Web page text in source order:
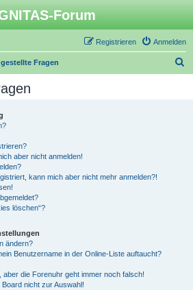
Forum
Anmelden
Registrieren
Fragen
aber nicht anmelden!
kann mich aber nicht mehr anmelden?!
löschen“?
ändern?
Benutzername in der Online-Liste auftaucht?
aber die Forenuhr geht immer noch falsch!
nicht zur Auswahl!